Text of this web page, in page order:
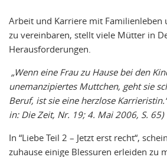
Arbeit und Karriere mit Familienleben
zu vereinbaren, stellt viele Mütter in
Herausforderungen.
„Wenn eine Frau zu Hause bei den
unemanzipiertes Muttchen, geht sie
Beruf, ist sie eine herzlose
in: Die Zeit, Nr. 19; 4. Mai 2006, S. 65)
In “Liebe Teil 2 – Jetzt erst recht“,
zuhause einige Blessuren erleiden zu